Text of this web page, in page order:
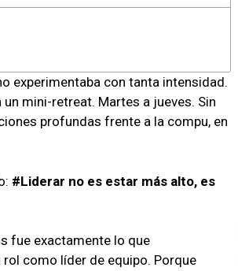
experimentaba con tanta intensidad.
mini-retreat. Martes a jueves. Sin
profundas frente a la compu, en
#Liderar no es estar más alto, es
fue exactamente lo que
como líder de equipo. Porque